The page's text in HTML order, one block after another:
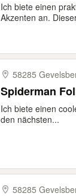
Ich biete einen
Akzenten an.
58285
Spiderman
Ich biete einen
den nächsten...
58285